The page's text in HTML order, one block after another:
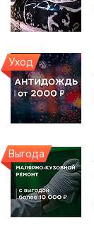
Уход
Выгода